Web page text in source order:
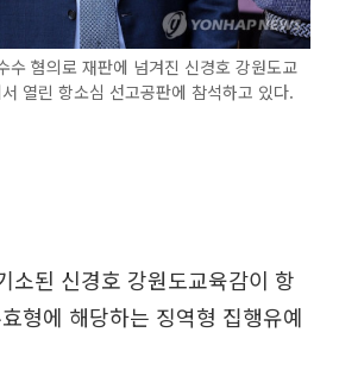
혐의로 재판에 넘겨진 신경호 강원도교
열린 항소심 선고공판에 참석하고 있다.
소된 신경호 강원도교육감이 항
형에 해당하는 징역형 집행유예